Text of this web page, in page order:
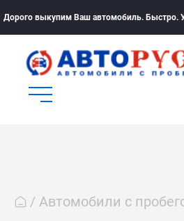
Дорого выкупим Ваш автомобиль. Быстро.
Автомобили с